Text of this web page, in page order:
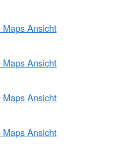
Ansicht
Ansicht
Ansicht
Ansicht